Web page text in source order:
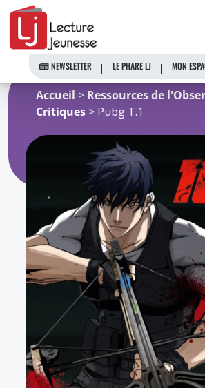
Aller
contenu
NEWSLETTER LE PHARE LJ MON
Accueil > Ressources de
Critiques > Pubg T.1